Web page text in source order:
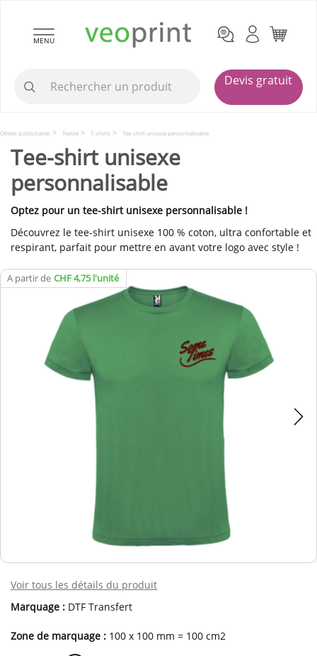
MENU
Devis gratuit
Objets publicitaires Textile T-shirts Tee-shirt unisexe personnalisable
Tee-shirt unisexe
personnalisable
Optez pour un tee-shirt unisexe personnalisable !
Découvrez le tee-shirt unisexe 100 % coton, ultra confortable et
respirant, parfait pour mettre en avant votre logo avec style !
A partir de CHF 4,75 l'unité
Voir tous les détails du produit
Marquage : DTF Transfert
Zone de marquage : 100 x 100 mm = 100 cm2